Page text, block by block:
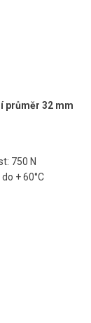
průměr 32 mm
750 N
+ 60°C